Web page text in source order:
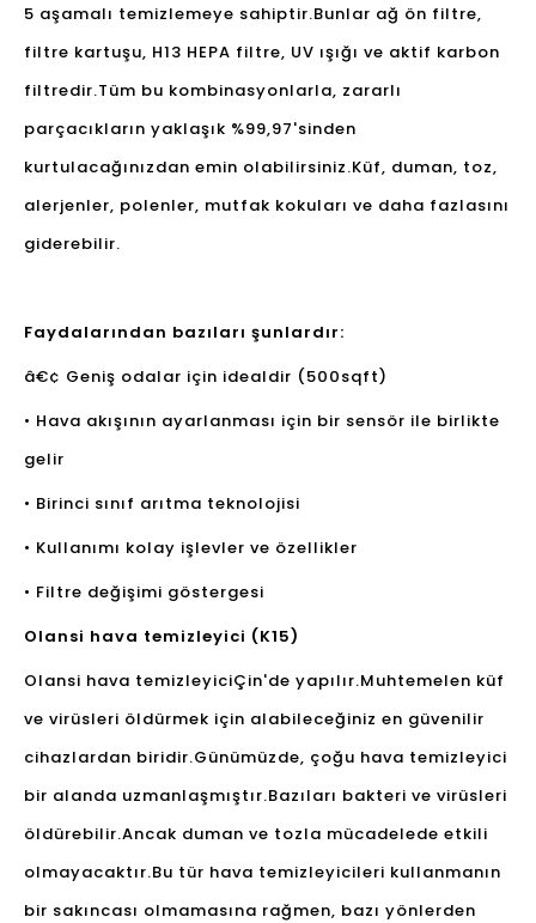
5 aşamalı temizlemeye sahiptir.Bunlar ağ ön filtre,
filtre kartuşu, H13 HEPA filtre, UV ışığı ve aktif karbon
filtredir.Tüm bu kombinasyonlarla, zararlı
parçacıkların yaklaşık %99,97'sinden
kurtulacağınızdan emin olabilirsiniz.Küf, duman, toz,
alerjenler, polenler, mutfak kokuları ve daha fazlasını
giderebilir.
Faydalarından bazıları şunlardır:
â€¢ Geniş odalar için idealdir (500sqft)
• Hava akışının ayarlanması için bir sensör ile birlikte
gelir
• Birinci sınıf arıtma teknolojisi
• Kullanımı kolay işlevler ve özellikler
• Filtre değişimi göstergesi
Olansi hava temizleyici (K15)
Olansi hava temizleyiciÇin'de yapılır.Muhtemelen küf
ve virüsleri öldürmek için alabileceğiniz en güvenilir
cihazlardan biridir.Günümüzde, çoğu hava temizleyici
bir alanda uzmanlaşmıştır.Bazıları bakteri ve virüsleri
öldürebilir.Ancak duman ve tozla mücadelede etkili
olmayacaktır.Bu tür hava temizleyicileri kullanmanın
bir sakıncası olmamasına rağmen, bazı yönlerden